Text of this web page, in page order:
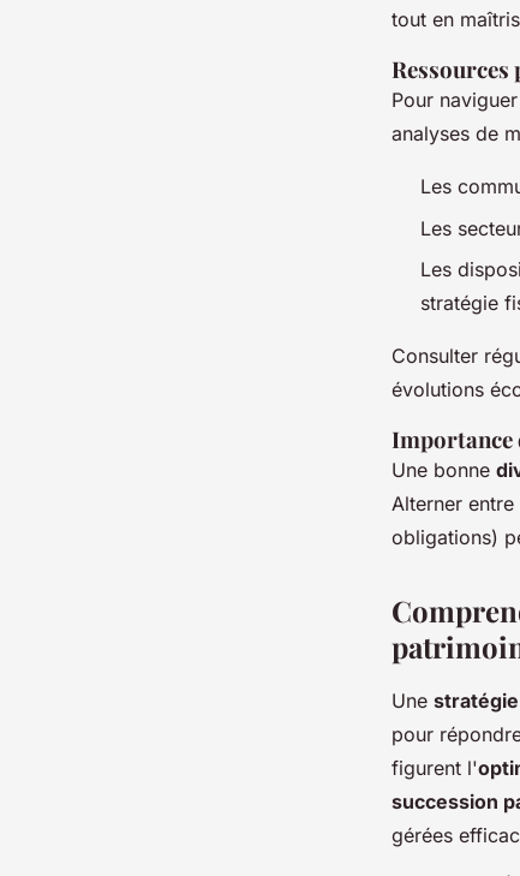
tout en
Pour
analyses de
Les
Les
Les
stratégie
Consulter
évolutions
Importance
Une bonne
Alterner
obligations)
Une
pour
figurent l'
succession
gérées